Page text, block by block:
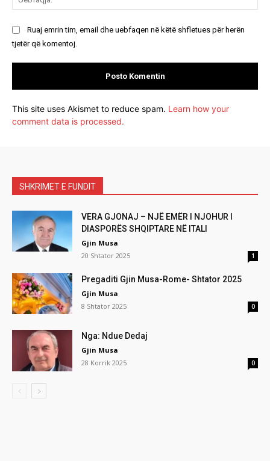
Ruaj emrin tim, email dhe uebfaqen në këtë shfletues për herën
tjetër që komentoj.
This site uses Akismet to reduce spam. Learn how your
comment data is processed.
SHKRIMET E FUNDIT
VERA GJONAJ – NJË EMËR I NJOHUR I
DIASPORËS SHQIPTARE NË ITALI
Gjin Musa
20 Shtator 2025
1
Pregaditi Gjin Musa-Rome- Shtator 2025
Gjin Musa
8 Shtator 2025
0
Nga: Ndue Dedaj
Gjin Musa
28 Korrik 2025
0